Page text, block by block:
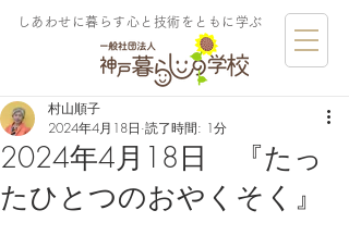
しあわせに暮らす​心と技術をともに学ぶ
2024年4月18日 『たっ
たひとつのおやくそく』
村山順子
2024年4月18日 読了時間: 1分